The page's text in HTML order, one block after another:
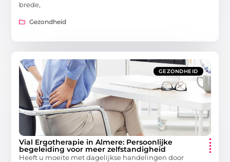
brede,
Gezondheid
GEZONDHEID
Vial Ergotherapie in Almere: Persoonlijke
begeleiding voor meer zelfstandigheid
Heeft u moeite met dagelijkse handelingen door